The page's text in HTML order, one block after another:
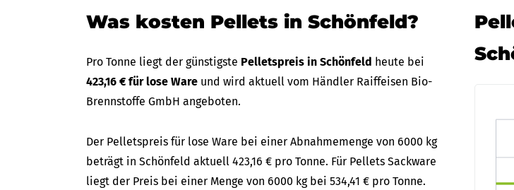
Was kosten Pellets in Schönfeld?
Pro Tonne liegt der günstigste Pelletspreis in Schönfeld heute bei
423,16 € für lose Ware und wird aktuell vom Händler Raiffeisen Bio-
Brennstoffe GmbH angeboten.
Der Pelletspreis für lose Ware bei einer Abnahmemenge von 6000 kg
beträgt in Schönfeld aktuell 423,16 € pro Tonne. Für Pellets Sackware
liegt der Preis bei einer Menge von 6000 kg bei 534,41 € pro Tonne.